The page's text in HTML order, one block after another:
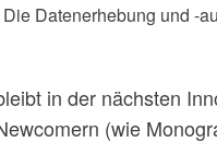
Die Datenerhebung und -
in der nächsten
(wie